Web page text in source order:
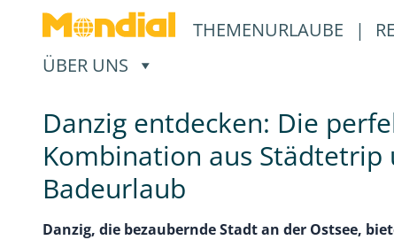
THEMENURLAUBE |
ÜBER UNS , ÖFFNET EIN UNTERMENÜ
Danzig entdecken: Die
Kombination aus Städtetrip
Badeurlaub
Danzig, die bezaubernde Stadt an der Ostsee,